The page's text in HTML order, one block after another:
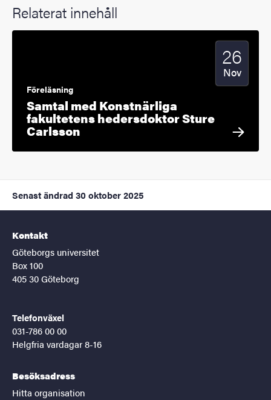
Relaterat innehåll
Föreläsning
Samtal med Konstnärliga
fakultetens hedersdoktor Sture
Carlsson
Startdatum
26
Nov
2025
Senast ändrad 30 oktober 2025
Kontakt
Göteborgs universitet
Box 100
405 30 Göteborg
Telefonväxel
031-786 00 00
Helgfria vardagar 8-16
Besöksadress
Hitta organisation